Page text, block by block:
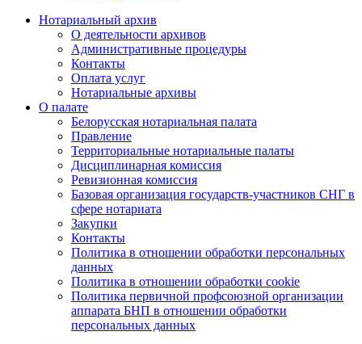
Нотариальный архив
О деятельности архивов
Административные процедуры
Контакты
Оплата услуг
Нотариальные архивы
О палате
Белорусская нотариальная палата
Правление
Территориальные нотариальные палаты
Дисциплинарная комиссия
Ревизионная комиссия
Базовая организация государств-участников СНГ в
сфере нотариата
Закупки
Контакты
Политика в отношении обработки персональных
данных
Политика в отношении обработки cookie
Политика первичной профсоюзной организации
аппарата БНП в отношении обработки
персональных данных